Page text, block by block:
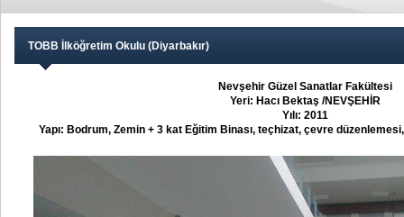
TOBB İlköğretim Okulu (Diyarbakır)
Nevşehir Güzel Sanatlar Fakültesi
Yeri: Hacı Bektaş /NEVŞEHİR
Yılı: 2011
Yapı: Bodrum, Zemin + 3 kat Eğitim Binası, teçhizat, çevre